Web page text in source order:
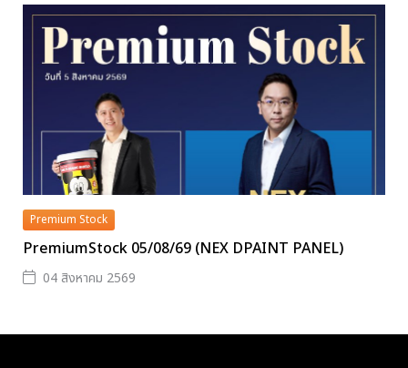
Premium Stock
PremiumStock 05/08/69 (NEX DPAINT PANEL)
04 สิงหาคม 2569